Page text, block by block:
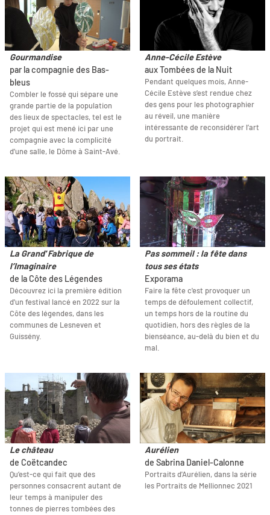
Gourmandise
par la compagnie des Bas-
bleus
Combler le fossé qui sépare une
grande partie de la population
des lieux de spectacles, tel est le
projet qui est mené ici par une
compagnie avec la complicité
d’une salle, le Dôme à Saint-Avé.
Anne-Cécile Estève
aux Tombées de la Nuit
Pendant quelques mois, Anne-
Cécile Estève s’est rendue chez
des gens pour les photographier
au réveil, une manière
intéressante de reconsidérer l’art
du portrait.
La Grand' Fabrique de
l’Imaginaire
de la Côte des Légendes
Découvrez ici la première édition
d'un festival lancé en 2022 sur la
Côte des légendes, dans les
communes de Lesneven et
Guissény.
Pas sommeil : la fête dans
tous ses états
Exporama
Faire la fête c'est provoquer un
temps de défoulement collectif,
un temps hors de la routine du
quotidien, hors des règles de la
bienséance, au-delà du bien et du
mal.
Le château
de Coëtcandec
Qu’est-ce qui fait que des
personnes consacrent autant de
leur temps à manipuler des
tonnes de pierres tombées des
Aurélien
de Sabrina Daniel-Calonne
Portraits d'Aurélien, dans la série
les Portraits de Mellionnec 2021